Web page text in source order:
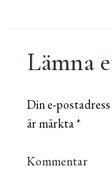
Lämna
Din e-
är märkta*
Kommentar